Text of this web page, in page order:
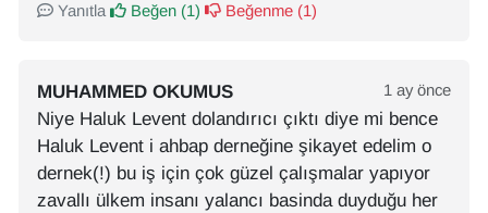
Yanıtla Beğen (1) Beğenme (1)
MUHAMMED OKUMUS 1 ay önce
Niye Haluk Levent dolandırıcı çıktı diye mi bence
Haluk Levent i ahbap derneğine şikayet edelim o
dernek(!) bu iş için çok güzel çalışmalar yapıyor
zavallı ülkem insanı yalancı basinda duyduğu her